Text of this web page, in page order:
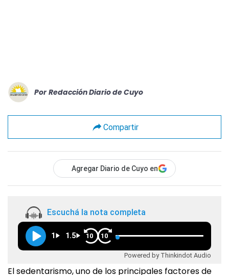
Por Redacción Diario de Cuyo
Compartir
Agregar Diario de Cuyo en
Escuchá la nota completa
1 1.5 10 10
Powered by Thinkindot Audio
El sedentarismo, uno de los principales factores de